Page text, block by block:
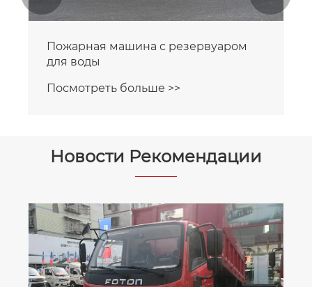
Пожарная машина с резервуаром
для воды
Посмотреть больше >>
Новости Рекомендации